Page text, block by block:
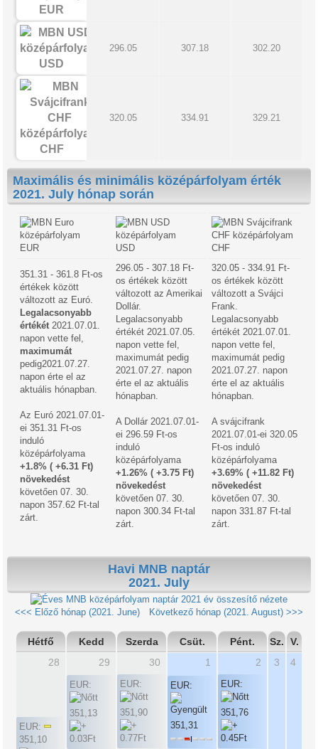
EUR
USD
296.05 307.18 302.20
CHF
320.05 334.91 329.21
Maximális és minimális középárfolyam érték
2021. July hónap során
EUR USD CHF
351.31 - 361.8 Ft-os
értékek között
változott az Euró.
Legalacsonyabb
értékét 2021.07.01.
napon vette fel,
maximumát
pedig2021.07.27.
napon érte el az
aktuális hónapban.
Az Euró 2021.07.01-
ei 351.31 Ft-os
induló
középárfolyama
+1.8% ( +6.31 Ft)
növekedést
követően 07. 30.
napon 357.62 Ft-tal
zárt.
296.05 - 307.18 Ft-
os értékek között
változott az Amerikai
Dollár.
Legalacsonyabb
értékét 2021.07.05.
napon vette fel,
maximumát pedig
2021.07.27. napon
érte el az aktuális
hónapban.
A Dollár 2021.07.01-
ei 296.59 Ft-os
induló
középárfolyama
+1.26% ( +3.75 Ft)
növekedést
követően 07. 30.
napon 300.34 Ft-tal
zárt.
320.05 - 334.91 Ft-
os értékek között
változott a Svájci
Frank.
Legalacsonyabb
értékét 2021.07.01.
napon vette fel,
maximumát pedig
2021.07.27. napon
érte el az aktuális
hónapban.
A svájcifrank
2021.07.01-ei 320.05
Ft-os induló
középárfolyama
+3.69% ( +11.82 Ft)
növekedést
követően 07. 30.
napon 331.87 Ft-tal
zárt.
Havi MNB naptár
2021. July
2021 év összesítő nézete
<<< Előző hónap (2021. June)
Következő hónap (2021. August) >>>
Hétfő Kedd Szerda Csüt. Pént. Sz.
V.
28
EUR:
351,10
29
EUR:
351,13
30
EUR:
351,90
1
EUR:
351,31
2
EUR:
351,76
3 4